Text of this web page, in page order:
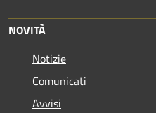
NOVITÀ
Notizie
Comunicati
Avvisi